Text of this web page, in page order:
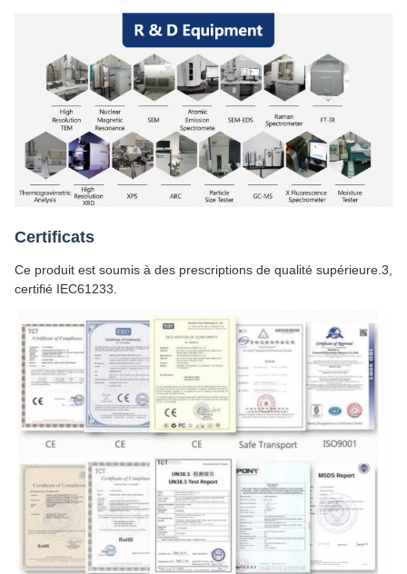
Certificats
Ce produit est soumis à des prescriptions de qualité supérieure.3,
certifié IEC61233.